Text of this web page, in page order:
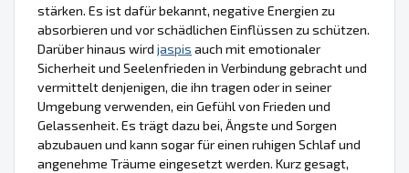
stärken. Es ist dafür bekannt, negative Energien zu
absorbieren und vor schädlichen Einflüssen zu schützen.
Darüber hinaus wird jaspis auch mit emotionaler
Sicherheit und Seelenfrieden in Verbindung gebracht und
vermittelt denjenigen, die ihn tragen oder in seiner
Umgebung verwenden, ein Gefühl von Frieden und
Gelassenheit. Es trägt dazu bei, Ängste und Sorgen
abzubauen und kann sogar für einen ruhigen Schlaf und
angenehme Träume eingesetzt werden. Kurz gesagt,